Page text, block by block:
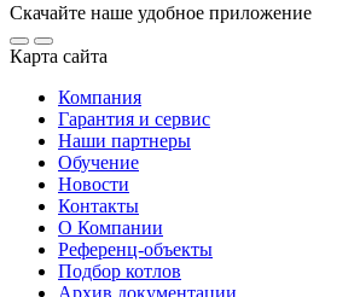
Скачайте наше удобное приложение
Карта сайта
Компания
Гарантия и сервис
Наши партнеры
Обучение
Новости
Контакты
О Компании
Референц-объекты
Подбор котлов
Архив документации